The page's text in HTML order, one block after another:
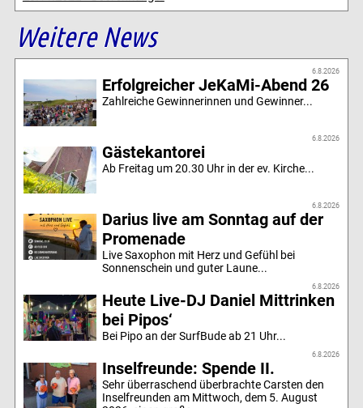
Weitere News
6.8.2026
Erfolgreicher JeKaMi-Abend 26
Zahlreiche Gewinnerinnen und Gewinner...
6.8.2026
Gästekantorei
Ab Freitag um 20.30 Uhr in der ev. Kirche...
6.8.2026
Darius live am Sonntag auf der
Promenade
Live Saxophon mit Herz und Gefühl bei
Sonnenschein und guter Laune...
6.8.2026
Heute Live-DJ Daniel Mittrinken
bei Pipos‘
Bei Pipo an der SurfBude ab 21 Uhr...
6.8.2026
Inselfreunde: Spende II.
Sehr überraschend überbrachte Carsten den
Inselfreunden am Mittwoch, dem 5. August